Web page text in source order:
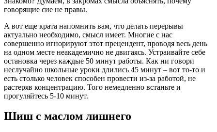
говорящие сие не правы.
А вот еще крата напомнить вам, что делать перерывы
актуально необходимо, смысл имеет. Многие с нас
совершенно игнорируют этот прецендент, проводя весь день
на одном месте неакадемично не двигаясь. Устраивайте себе
остановка через каждые 50 минут работы. Как ни говори
неслучайно школьные уроки длились 45 минут – вот то-то и
есть столько человек способен провести из-за работой, не
растеряв концентрацию. Того немедленно встаньте и
прогуляйтесь 5-10 минут.
Шиш с маслом лишнего